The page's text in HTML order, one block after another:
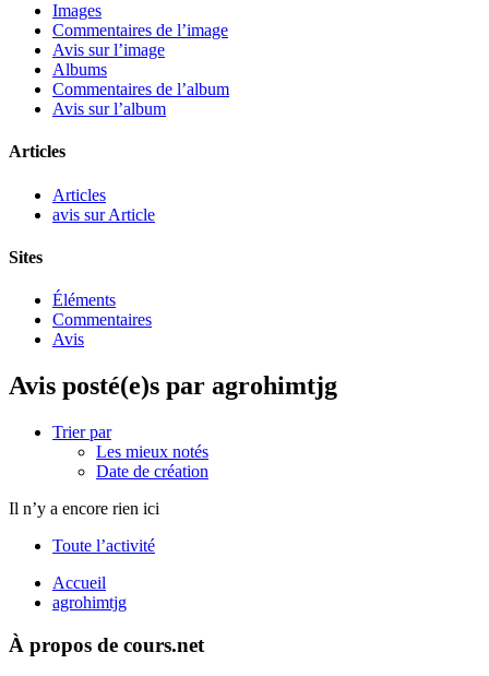
Images
Commentaires de l’image
Avis sur l’image
Albums
Commentaires de l’album
Avis sur l’album
Articles
Articles
avis sur Article
Sites
Éléments
Commentaires
Avis
Avis posté(e)s par agrohimtjg
Trier par
Les mieux notés
Date de création
Il n’y a encore rien ici
Toute l’activité
Accueil
agrohimtjg
À propos de cours.net